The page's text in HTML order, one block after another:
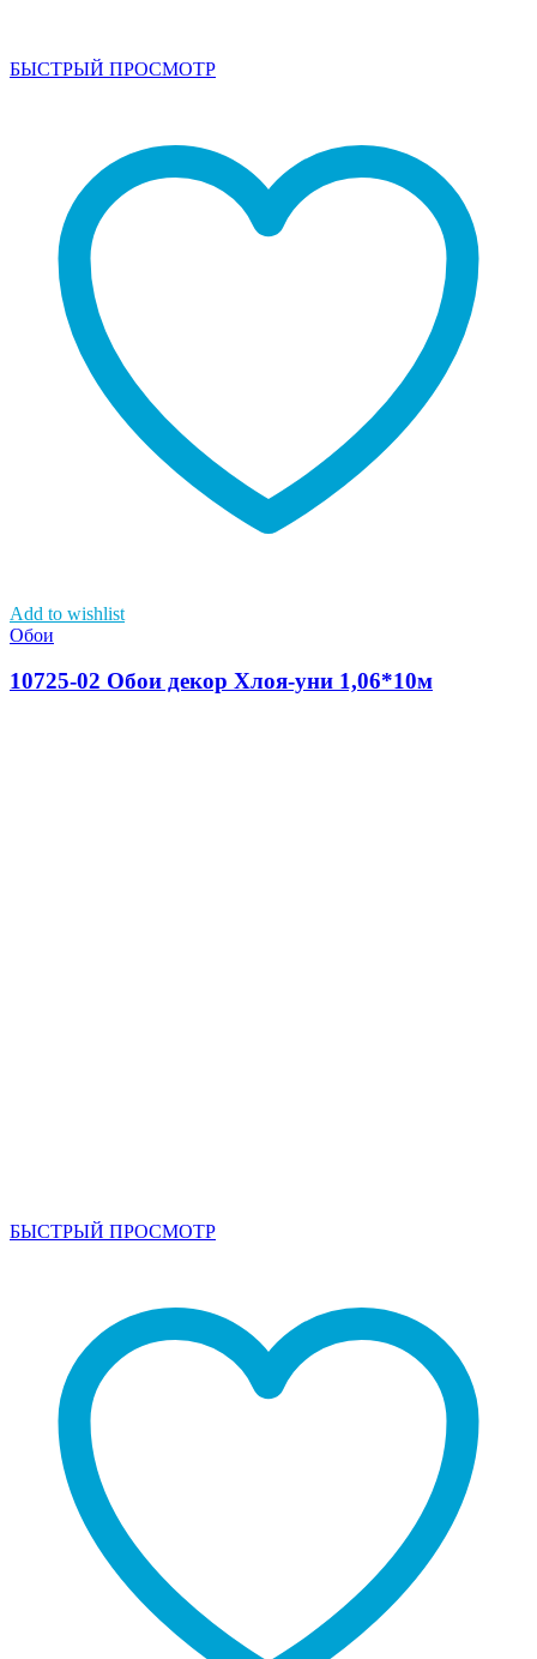
БЫСТРЫЙ ПРОСМОТР
Add to wishlist
Обои
10725-02 Обои декор Хлоя-уни 1,06*10м
БЫСТРЫЙ ПРОСМОТР